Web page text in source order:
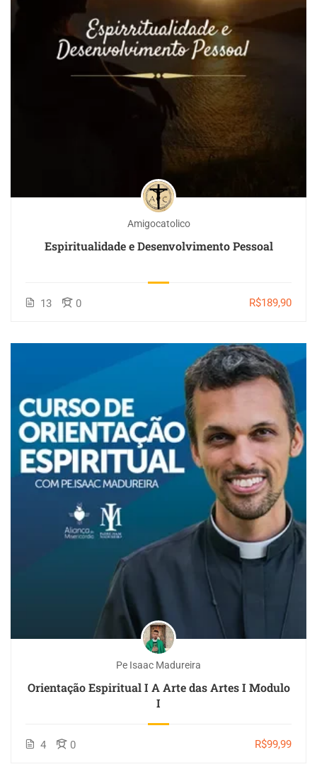
Amigocatolico
Espiritualidade e Desenvolvimento Pessoal
13 0 R$189,90
Pe Isaac Madureira
Orientação Espiritual I A Arte das Artes I Modulo
I
4 0 R$99,99